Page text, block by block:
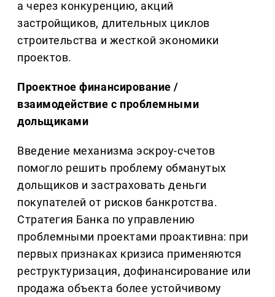
а через конкуренцию, акций
застройщиков, длительных циклов
строительства и жесткой экономики
проектов.
Проектное финансирование /
взаимодействие с проблемными
дольщиками
Введение механизма эскроу-счетов
помогло решить проблему обманутых
дольщиков и застраховать деньги
покупателей от рисков банкротства.
Стратегия Банка по управлению
проблемными проектами проактивна: при
первых признаках кризиса применяются
реструктуризация, дофинансирование или
продажа объекта более устойчивому